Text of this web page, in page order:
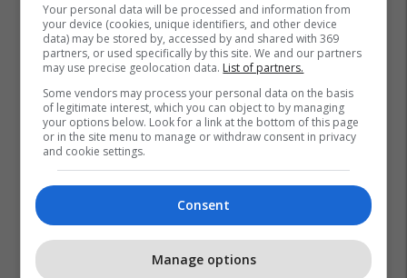
Your personal data will be processed and information from
your device (cookies, unique identifiers, and other device
data) may be stored by, accessed by and shared with 369
partners, or used specifically by this site. We and our partners
may use precise geolocation data. List of partners.
Some vendors may process your personal data on the basis
of legitimate interest, which you can object to by managing
your options below. Look for a link at the bottom of this page
or in the site menu to manage or withdraw consent in privacy
and cookie settings.
Consent
Manage options